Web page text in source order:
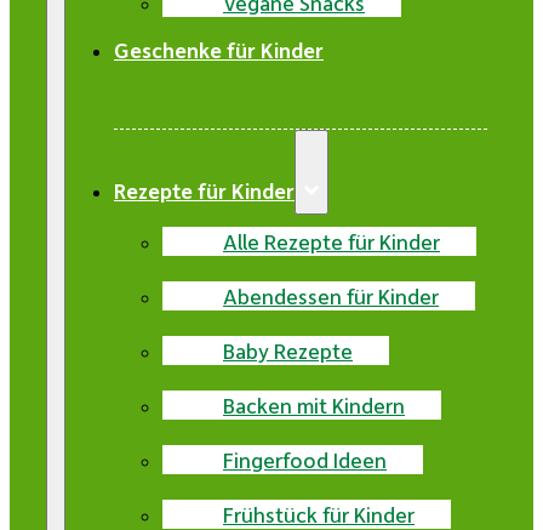
Geschenke für Kinder
Rezepte für Kinder
Alle Rezepte für Kinder
Abendessen für Kinder
Baby Rezepte
Backen mit Kindern
Fingerfood Ideen
Frühstück für Kinder